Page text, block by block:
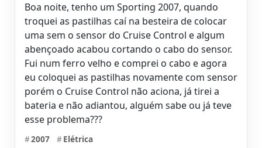
Boa noite, tenho um Sporting 2007, quando
troquei as pastilhas caí na besteira de colocar
uma sem o sensor do Cruise Control e algum
abençoado acabou cortando o cabo do sensor.
Fui num ferro velho e comprei o cabo e agora
eu coloquei as pastilhas novamente com sensor
porém o Cruise Control não aciona, já tirei a
bateria e não adiantou, alguém sabe ou já teve
esse problema???
#2007 #Elétrica